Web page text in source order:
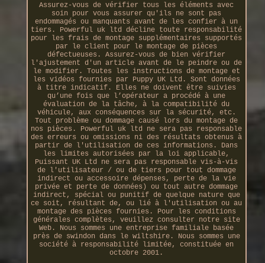
Assurez-vous de vérifier tous les éléments avec
soin pour vous assurer qu'ils ne sont pas
endommagés ou manquants avant de les confier à un
tiers. Powerful uk ltd décline toute responsabilité
pour les frais de montage supplémentaires supportés
par le client pour le montage de pièces
défectueuses. Assurez-vous de bien vérifier
l'ajustement d'un article avant de le peindre ou de
le modifier. Toutes les instructions de montage et
les vidéos fournies par Puppy UK Ltd. Sont données
à titre indicatif. Elles ne doivent être suivies
qu’une fois que l’opérateur a procédé à une
évaluation de la tâche, à la compatibilité du
véhicule, aux conséquences sur la sécurité, etc.
Tout problème ou dommage causé lors du montage de
nos pièces. Powerful uk ltd ne sera pas responsable
des erreurs ou omissions ni des résultats obtenus à
partir de l'utilisation de ces informations. Dans
les limites autorisées par la loi applicable,
Puissant UK Ltd ne sera pas responsable vis-à-vis
de l'utilisateur / ou de tiers pour tout dommage
indirect ou accessoire dépenses, perte de la vie
privée et perte de données) ou tout autre dommage
indirect, spécial ou punitif de quelque nature que
ce soit, résultant de, ou lié à l'utilisation ou au
montage des pièces fournies. Pour les conditions
générales complètes, veuillez consulter notre site
Web. Nous sommes une entreprise familiale basée
près de swindon dans le wiltshire. Nous sommes une
société à responsabilité limitée, constituée en
octobre 2001.